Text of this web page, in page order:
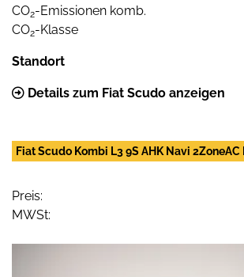
CO2-Emissionen komb.
CO2-Klasse
Standort
Details zum Fiat Scudo anzeigen
Fiat Scudo Kombi L3 9S AHK Navi 2ZoneAC
Preis:
MWSt: